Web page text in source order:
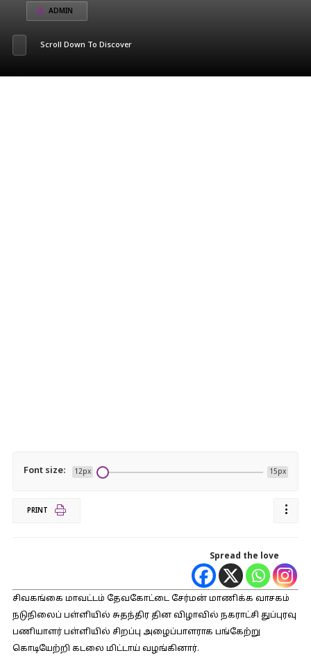
ADMIN
Scroll Down To Discover
Font size: 12px 15px
PRINT
Spread the love
சிவகங்கை மாவட்டம் தேவகோட்டை சேர்மன் மாணிக்க வாசகம்
நடுநிலைப் பள்ளியில் சுதந்திர தின விழாவில் நகராட்சி துப்புரவு
பணியாளர் பள்ளியில் சிறப்பு அழைப்பாளராக பங்கேற்று
கொடியேற்றி கடலை மிட்டாய் வழங்கினார்.